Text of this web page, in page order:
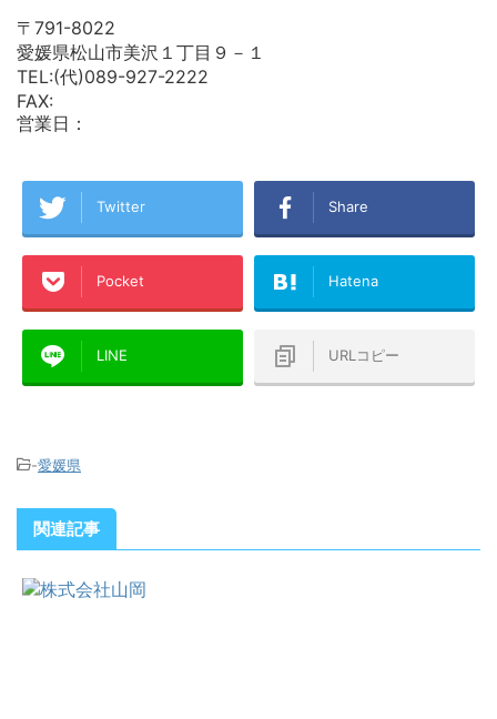
〒791-8022
愛媛県松山市美沢１丁目９－１
TEL:(代)089-927-2222
FAX:
営業日：
Twitter Share
Pocket Hatena
LINE URLコピー
-愛媛県
関連記事